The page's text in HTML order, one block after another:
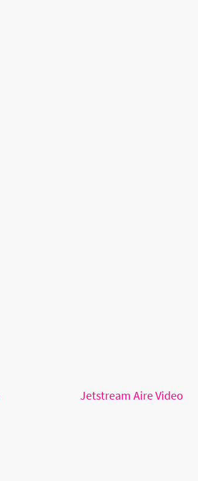
Jetstream Aire Video